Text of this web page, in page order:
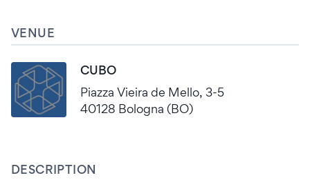
VENUE
CUBO
Piazza Vieira de Mello, 3-5
40128 Bologna (BO)
DESCRIPTION